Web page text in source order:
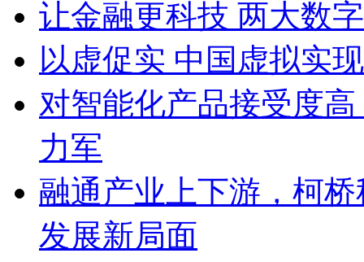
让金融更科技 两大数
以虚促实 中国虚拟实
对智能化产品接受度
力军
融通产业上下游，柯
发展新局面